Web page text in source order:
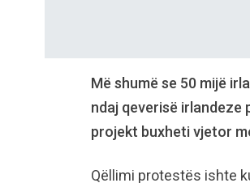
Më shumë se 50 mijë
ndaj qeverisë irlandeze
projekt buxheti vjetor
Qëllimi protestës ishte